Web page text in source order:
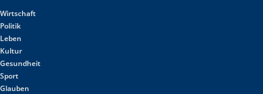
Wirtschaft
Politik
Leben
Kultur
Gesundheit
Sport
Glauben